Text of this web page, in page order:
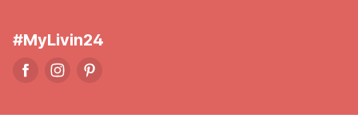
#MyLivin24